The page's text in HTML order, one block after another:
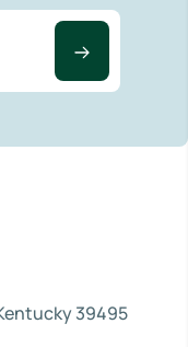
39495